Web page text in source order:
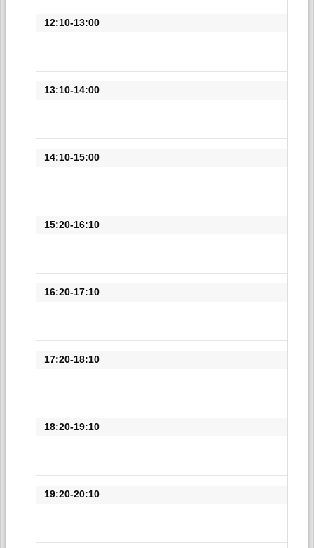
12:10-13:00
13:10-14:00
14:10-15:00
15:20-16:10
16:20-17:10
17:20-18:10
18:20-19:10
19:20-20:10